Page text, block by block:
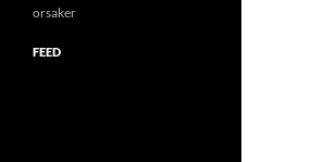
orsaker
FEED